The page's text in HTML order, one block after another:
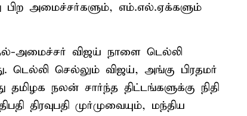
அமைச்சர்களும், எம்.எல்.ஏக்களும்
அமைச்சர் விஜய் நாளை டெல்லி
செல்லும் விஜய், அங்கு பிரதமர்
தமிழக நலன் சார்ந்த திட்டங்களுக்கு நிதி
திரவுபதி முர்முவையும், மந்திய